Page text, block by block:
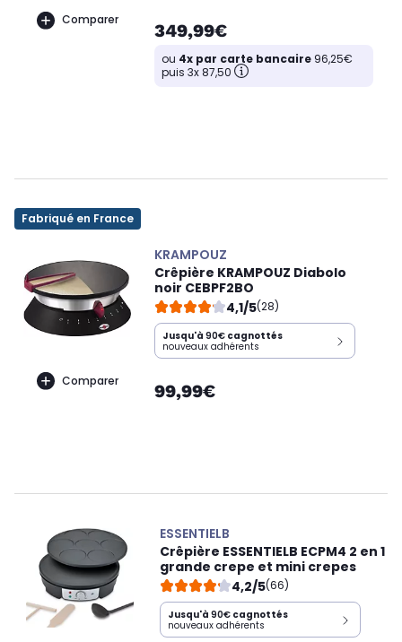
Comparer 349,99€
ou 4x par carte bancaire 96,25€
puis 3x 87,50
Fabriqué en France
Comparer
KRAMPOUZ
Crêpière KRAMPOUZ Diabolo
noir CEBPF2BO
4,1/5(28)
Jusqu'à 90€ cagnottés
nouveaux adhérents
99,99€
ESSENTIELB
Crêpière ESSENTIELB ECPM4 2 en 1
grande crepe et mini crepes
4,2/5(66)
Jusqu'à 90€ cagnottés
nouveaux adhérents